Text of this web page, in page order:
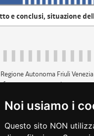
Noi usiamo i
Questo sito NON
e conclusi, situazione
Regione Autonoma Friuli
80014930327; p.iva
+39 040 3771111